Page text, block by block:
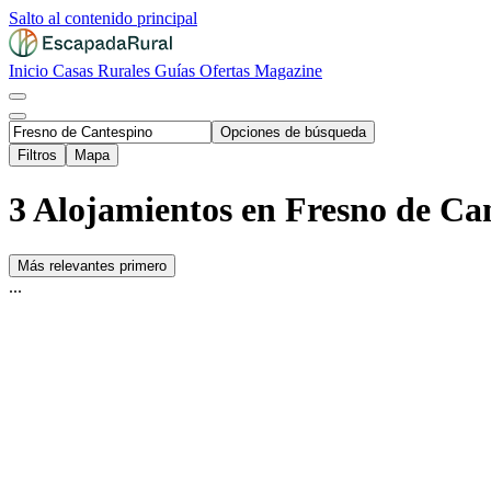
Salto al contenido principal
Inicio Casas Rurales Guías Ofertas Magazine
Opciones de búsqueda
Filtros
Mapa
3 Alojamientos en Fresno de
Más relevantes primero
...